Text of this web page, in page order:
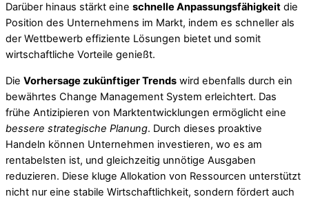
Darüber hinaus stärkt eine schnelle Anpassungsfähigkeit die
Position des Unternehmens im Markt, indem es schneller als
der Wettbewerb effiziente Lösungen bietet und somit
wirtschaftliche Vorteile genießt.
Die Vorhersage zukünftiger Trends wird ebenfalls durch ein
bewährtes Change Management System erleichtert. Das
frühe Antizipieren von Marktentwicklungen ermöglicht eine
bessere strategische Planung. Durch dieses proaktive
Handeln können Unternehmen investieren, wo es am
rentabelsten ist, und gleichzeitig unnötige Ausgaben
reduzieren. Diese kluge Allokation von Ressourcen unterstützt
nicht nur eine stabile Wirtschaftlichkeit, sondern fördert auch